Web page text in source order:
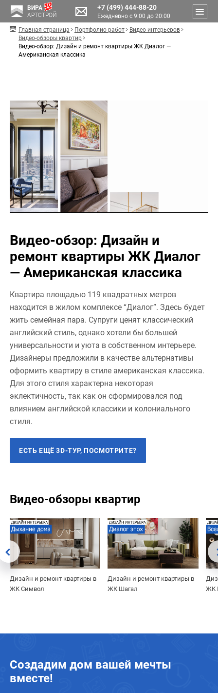
ВИРА
АРТСТРОЙ
+7 (499) 444-88-20
Ежедневно с 9:00 до 20:00
Главная страница
Портфолио работ
Видео интерьеров
Видео-обзоры квартир
Видео-обзор: Дизайн и ремонт квартиры ЖК Диалог —
Американская классика
Видео-обзор: Дизайн и
ремонт квартиры ЖК Диалог
— Американская классика
Квартира площадью 119 квадратных метров
находится в жилом комплексе “Диалог”. Здесь будет
жить семейная пара. Супруги ценят классический
английский стиль, однако хотели бы большей
универсальности и уюта в собственном интерьере.
Дизайнеры предложили в качестве альтернативы
оформить квартиру в стиле американская классика.
Для этого стиля характерна некоторая
эклектичность, так как он сформировался под
влиянием английской классики и колониального
стиля.
ЕСТЬ ЕЩЁ 3D-ТУР, ПОСМОТРИТЕ?
Видео-обзоры квартир
Дизайн и ремонт квартиры в
ЖК Символ
Дизайн и ремонт квартиры в
ЖК Шагал
ЖК
Создадим дом вашей мечты
вместе!